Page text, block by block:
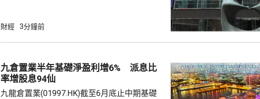
滙豐(00005.HK)受消息影響，亦分別跌逾6%及
險公司的內地客相關業務增長有困難，提醒如
果消息再進一步惡化，會繼續為保險股及銀行
股...
財經 3分鐘前
九倉置業半年基礎淨盈利增6% 派息比
率增股息94仙
九龍倉置業(01997.HK)截至6月底止中期基礎